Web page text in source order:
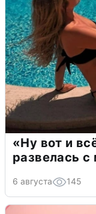
«Ну вот и
развелась
6 августа 145